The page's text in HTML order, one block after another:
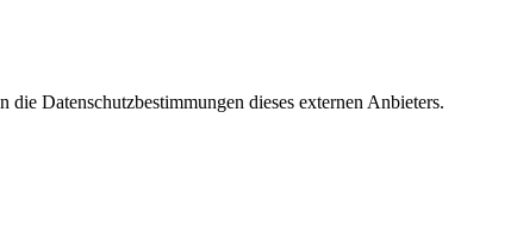
Datenschutzbestimmungen dieses externen Anbieters.